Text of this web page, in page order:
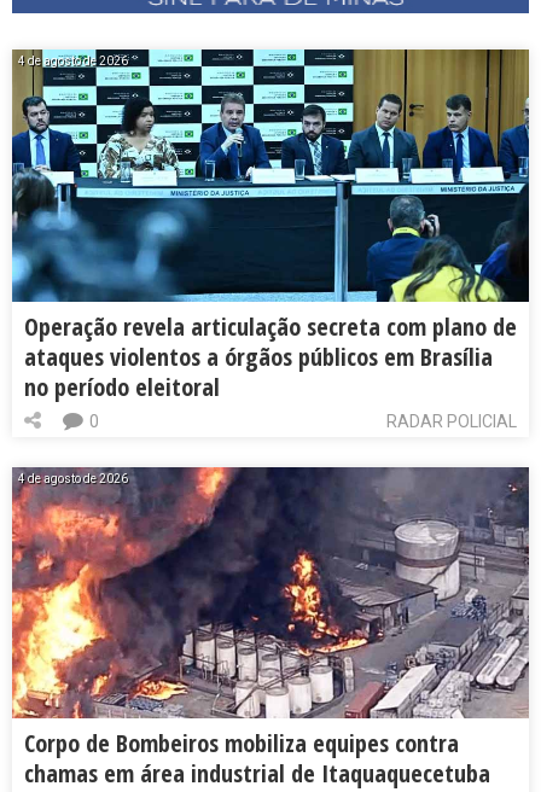
4 de agosto de 2026
Operação revela articulação secreta com plano de
ataques violentos a órgãos públicos em Brasília
no período eleitoral
RADAR POLICIAL
0
4 de agosto de 2026
Corpo de Bombeiros mobiliza equipes contra
chamas em área industrial de Itaquaquecetuba